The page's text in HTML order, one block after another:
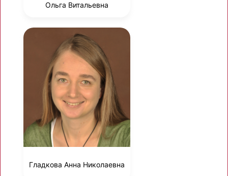
Ольга Витальевна
Гладкова Анна Николаевна